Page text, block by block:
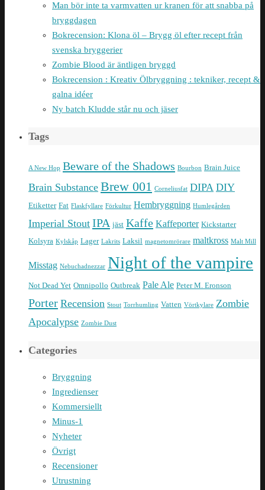
Man bör inte ta varmvatten ur kranen för att snabba på
bryggdagen
Bokrecension: Klona öl – Brygg öl efter recept från
svenska bryggerier
Zombie Blood är äntligen bryggd
Bokrecension : Kreativ Ölbryggning : tekniker, recept &
galna idéer
Ny batch Kludde står nu och jäser
Tags
A New Hop Beware of the Shadows Bourbon Brain Juice
Brain Substance Brew 001 Corneliusfat DIPA DIY
Etiketter Fat Flaskfyllare Förkultur Hembryggning Humlegården
Imperial Stout IPA jäst Kaffe Kaffeporter Kickstarter
Kolsyra Kylskåp Lager Lakrits Laksil magnetomrörare maltkross Malt Mill
Misstag Nebuchadnezzar Night of the vampire
Not Dead Yet Omnipollo Outbreak Pale Ale Peter M. Eronson
Porter Recension Stout Torrhumling Vatten Vörtkylare Zombie
Apocalypse Zombie Dust
Categories
Bryggning
Ingredienser
Kommersiellt
Minus-1
Nyheter
Övrigt
Recensioner
Utrustning